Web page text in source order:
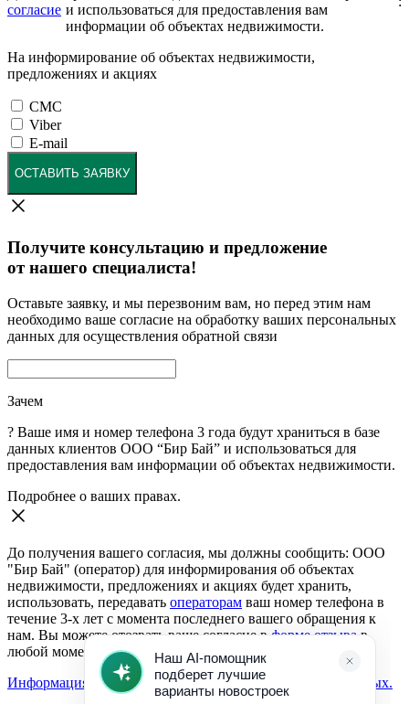
согласие и использоваться для предоставления вам
информации об объектах недвижимости.
На информирование об объектах недвижимости,
предложениях и акциях
СМС
Viber
E-mail
ОСТАВИТЬ ЗАЯВКУ
Получите консультацию и предложение
от нашего специалиста!
Оставьте заявку, и мы перезвоним вам, но перед этим нам
необходимо ваше согласие на обработку ваших персональных
данных для осуществления обратной связи
Зачем
? Ваше имя и номер телефона 3 года будут храниться в базе
данных клиентов ООО “Бир Бай” и использоваться для
предоставления вам информации об объектах недвижимости.
Подробнее о ваших правах.
До получения вашего согласия, мы должны сообщить: ООО
"Бир Бай" (оператор) для информирования об объектах
недвижимости, предложениях и акциях будет хранить,
использовать, передавать операторам ваш номер телефона в
течение 3-х лет с момента последнего вашего обращения к
нам. Вы можете отозвать ваше согласие вформе отзывав
любой момент.
Информация о согласии на обработку персональных данных.